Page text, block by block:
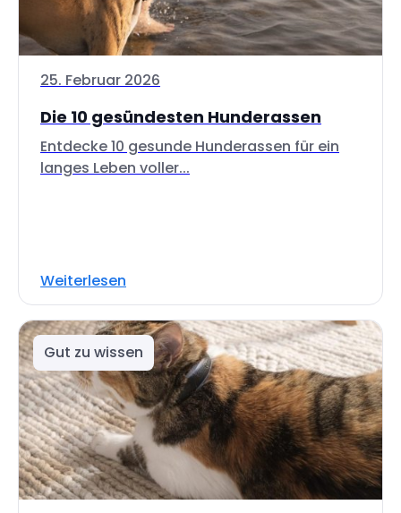
25. Februar 2026
Die 10 gesündesten Hunderassen
Entdecke 10 gesunde Hunderassen für ein
langes Leben voller...
Weiterlesen
Gut zu wissen